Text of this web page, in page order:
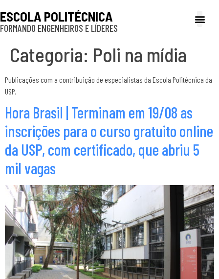
ESCOLA POLITÉCNICA
FORMANDO ENGENHEIROS E LÍDERES
Categoria: Poli na mídia
Publicações com a contribuição de especialistas da Escola Politécnica da
USP.
Hora Brasil | Terminam em 19/08 as
inscrições para o curso gratuito online
da USP, com certificado, que abriu 5
mil vagas